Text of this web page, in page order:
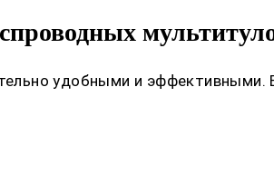
удобными и